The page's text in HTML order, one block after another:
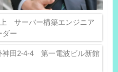
サーバー構築エンジニア
ダー
神田2-4-4 第一電波ビル新館